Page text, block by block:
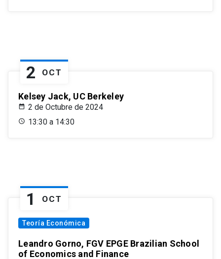
2 OCT
Kelsey Jack, UC Berkeley
2 de Octubre de 2024
13:30 a 14:30
1 OCT
Teoría Económica
Leandro Gorno, FGV EPGE Brazilian School
of Economics and Finance